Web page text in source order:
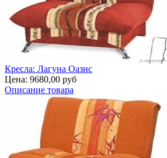
Кресла: Лагуна Оазис
Цена: 9680,00 руб
Описание товара